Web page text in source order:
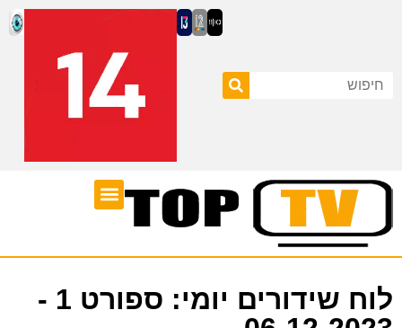
לוח שידורים יומי: ספורט 1 -